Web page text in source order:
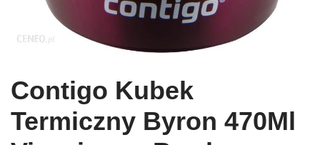
Contigo Kubek
Termiczny Byron 470Ml